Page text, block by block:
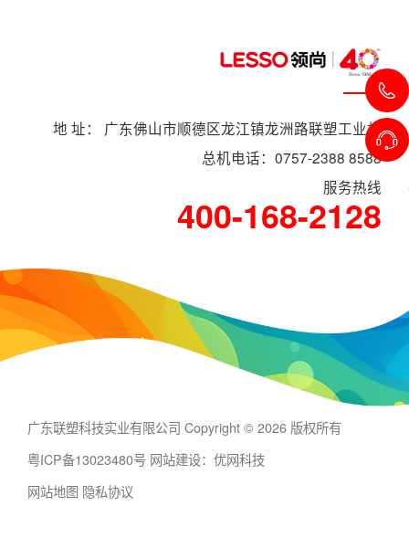
地 址： 广东佛山市顺德区龙江镇龙洲路联塑工业村
总机电话：0757-2388 8588
服务热线
400-168-2128
广东联塑科技实业有限公司 Copyright © 2026 版权所有
粤ICP备13023480号 网站建设：优网科技
网站地图 隐私协议